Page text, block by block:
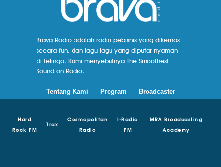
Brava Radio adalah radio pebisnis yang dikemas
secara fun, dan lagu-lagu yang diputar nyaman
di telinga. Kami menyebutnya The Smoothest
Sound on Radio.
Tentang Kami Program Broadcaster
Hard
Rock FM
Trax
Cosmopolitan
Radio
I-Radio
FM
MRA Broadcasting
Academy